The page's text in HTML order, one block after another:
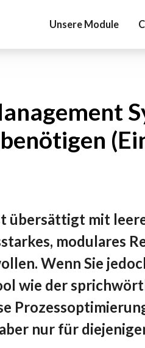
Unsere Module
übersättigt mit
modulares
Wenn Sie
wie der
nur für